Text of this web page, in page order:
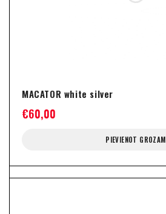
MACATOR white silver
€60,00
PIEVIENOT GROZAM